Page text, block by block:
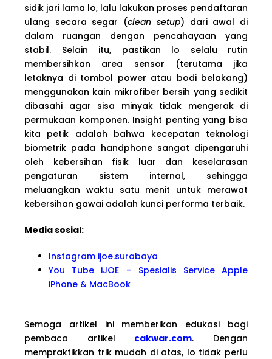
sidik jari lama lo, lalu lakukan proses pendaftaran
ulang secara segar (clean setup) dari awal di
dalam ruangan dengan pencahayaan yang
stabil. Selain itu, pastikan lo selalu rutin
membersihkan area sensor (terutama jika
letaknya di tombol power atau bodi belakang)
menggunakan kain mikrofiber bersih yang sedikit
dibasahi agar sisa minyak tidak mengerak di
permukaan komponen. Insight penting yang bisa
kita petik adalah bahwa kecepatan teknologi
biometrik pada handphone sangat dipengaruhi
oleh kebersihan fisik luar dan keselarasan
pengaturan sistem internal, sehingga
meluangkan waktu satu menit untuk merawat
kebersihan gawai adalah kunci performa terbaik.
Media sosial:
Instagram ijoe.surabaya
You Tube iJOE – Spesialis Service Apple
iPhone & MacBook
Semoga artikel ini memberikan edukasi bagi
pembaca artikel cakwar.com. Dengan
mempraktikkan trik mudah di atas, lo tidak perlu